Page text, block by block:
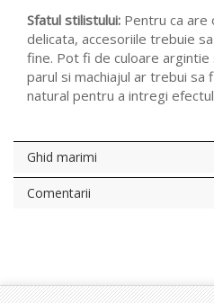
Sfatul stilistului: Pentru ca are
delicata, accesoriile trebuie
fine. Pot fi de culoare argintie
parul si machiajul ar trebui sa
natural pentru a intregi
Ghid marimi
Comentarii